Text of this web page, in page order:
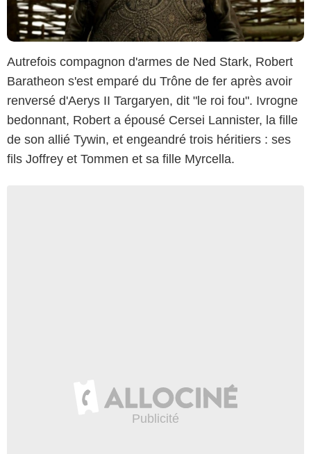
Autrefois compagnon d'armes de Ned Stark, Robert
Baratheon s'est emparé du Trône de fer après avoir
renversé d'Aerys II Targaryen, dit "le roi fou". Ivrogne
bedonnant, Robert a épousé Cersei Lannister, la fille
de son allié Tywin, et engeandré trois héritiers : ses
fils Joffrey et Tommen et sa fille Myrcella.